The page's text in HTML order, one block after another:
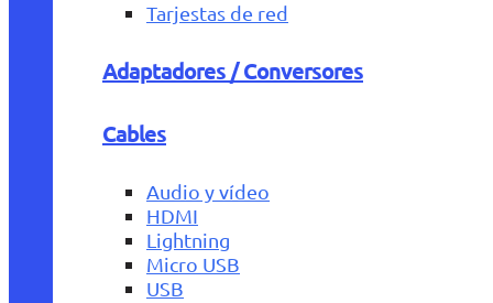
Tarjestas de red
Adaptadores / Conversores
Cables
Audio y vídeo
HDMI
Lightning
Micro USB
USB